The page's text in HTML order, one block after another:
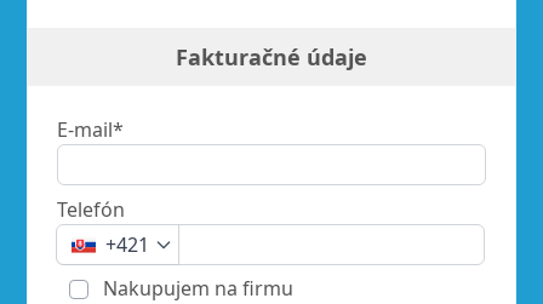
Fakturačné údaje
E-mail*
Telefón
+421
Nakupujem na firmu